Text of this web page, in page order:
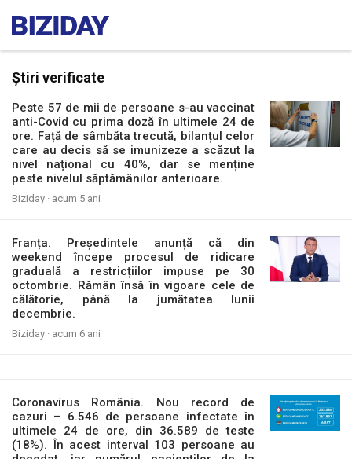
Știri verificate
Peste 57 de mii de persoane s-au vaccinat
anti-Covid cu prima doză în ultimele 24 de
ore. Față de sâmbăta trecută, bilanțul celor
care au decis să se imunizeze a scăzut la
nivel național cu 40%, dar se menține
peste nivelul săptămânilor anterioare.
Biziday · acum 5 ani
Franța. Președintele anunță că din
weekend începe procesul de ridicare
graduală a restricțiilor impuse pe 30
octombrie. Rămân însă în vigoare cele de
călătorie, până la jumătatea lunii
decembrie.
Biziday · acum 6 ani
Coronavirus România. Nou record de
cazuri – 6.546 de persoane infectate în
ultimele 24 de ore, din 36.589 de teste
(18%). În acest interval 103 persoane au